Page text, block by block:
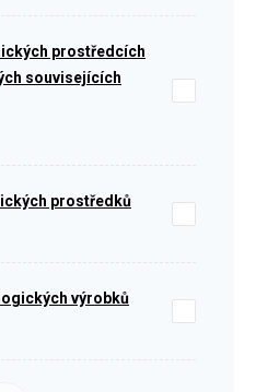
prostředcích
souvisejících
prostředků
výrobků